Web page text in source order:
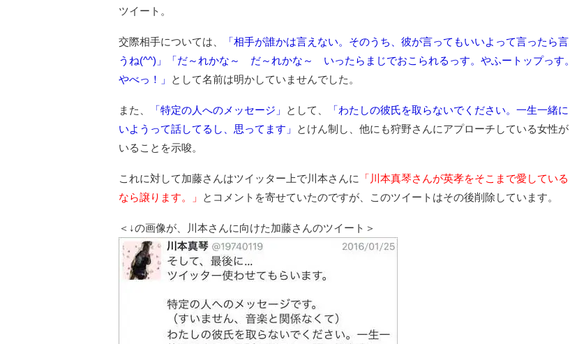
ツイート。
交際相手については、
「相手が誰かは言えない。そのうち、彼が言ってもいいよって言ったら言
うね(^^)」「だ～れかな～ だ～れかな～ いったらまじでおこられるっす。やふートップっす。
やべっ！」
として名前は明かしていませんでした。
また、 「特定の人へのメッセージ」 として、
「わたしの彼氏を取らないでください。一生一緒に
いようって話してるし、思ってます」
とけん制し、他にも狩野さんにアプローチしている女性が
いることを示唆。
これに対して加藤さんはツイッター上で川本さんに
「川本真琴さんが英孝をそこまで愛している
なら譲ります。」
とコメントを寄せていたのですが、このツイートはその後削除しています。
＜↓の画像が、川本さんに向けた加藤さんのツイート＞